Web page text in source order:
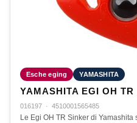
Esche eging YAMASHITA
YAMASHITA EGI OH
016197 · 4510001565485
Le Egi OH TR Sinker di